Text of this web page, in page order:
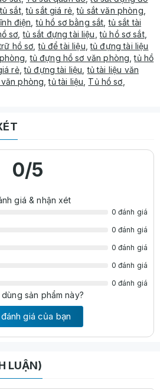
tủ sắt,tủ sắt giá rẻ,tủ sắt văn phòng
điện ,tủ hồ sơ bằng sắt ,tủ sắt tài
sơ ,tủ sắt đựng tài liệu ,tủ hồ sơ sắt,
hồ sơ ,tủ để tài liệu ,tủ đựng tài liệu
,tủ đựng hồ sơ văn phòng ,tủ hồ
rẻ,tủ đựng tài liệu ,tủ tài liệu văn
phòng ,tủ tài liệu Tủ hồ sơ
0/5
giá & nhận xét
0 đánh giá
0 đánh giá
0 đánh giá
0 đánh giá
0 đánh giá
sản phẩm này?
giá của bạn
LUẬN)